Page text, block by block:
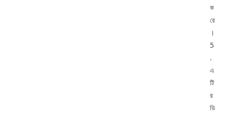
ক
রে
।
5
.
এ
টি
র
ডি